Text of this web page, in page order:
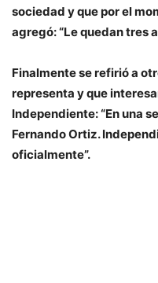
sociedad y que por el
agregó: “Le quedan tres
Finalmente se refirió a
representa y que
Independiente: “En una
Fernando Ortiz.
oficialmente”.